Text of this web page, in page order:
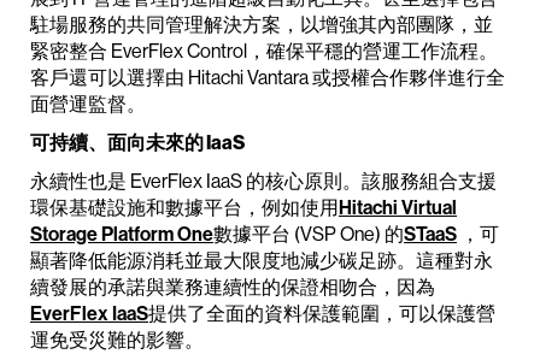
駐場服務的共同管理解決方案，以增強其內部團隊，並
緊密整合 EverFlex Control，確保平穩的營運工作流程。
客戶還可以選擇由 Hitachi Vantara 或授權合作夥伴進行全
面營運監督。
可持續、面向未來的 IaaS
永續性也是 EverFlex IaaS 的核心原則。該服務組合支援
環保基礎設施和數據平台，例如使用Hitachi Virtual
Storage Platform One數據平台 (VSP One) 的STaaS ，可
顯著降低能源消耗並最大限度地減少碳足跡。這種對永
續發展的承諾與業務連續性的保證相吻合，因為
EverFlex IaaS提供了全面的資料保護範圍，可以保護營
運免受災難的影響。